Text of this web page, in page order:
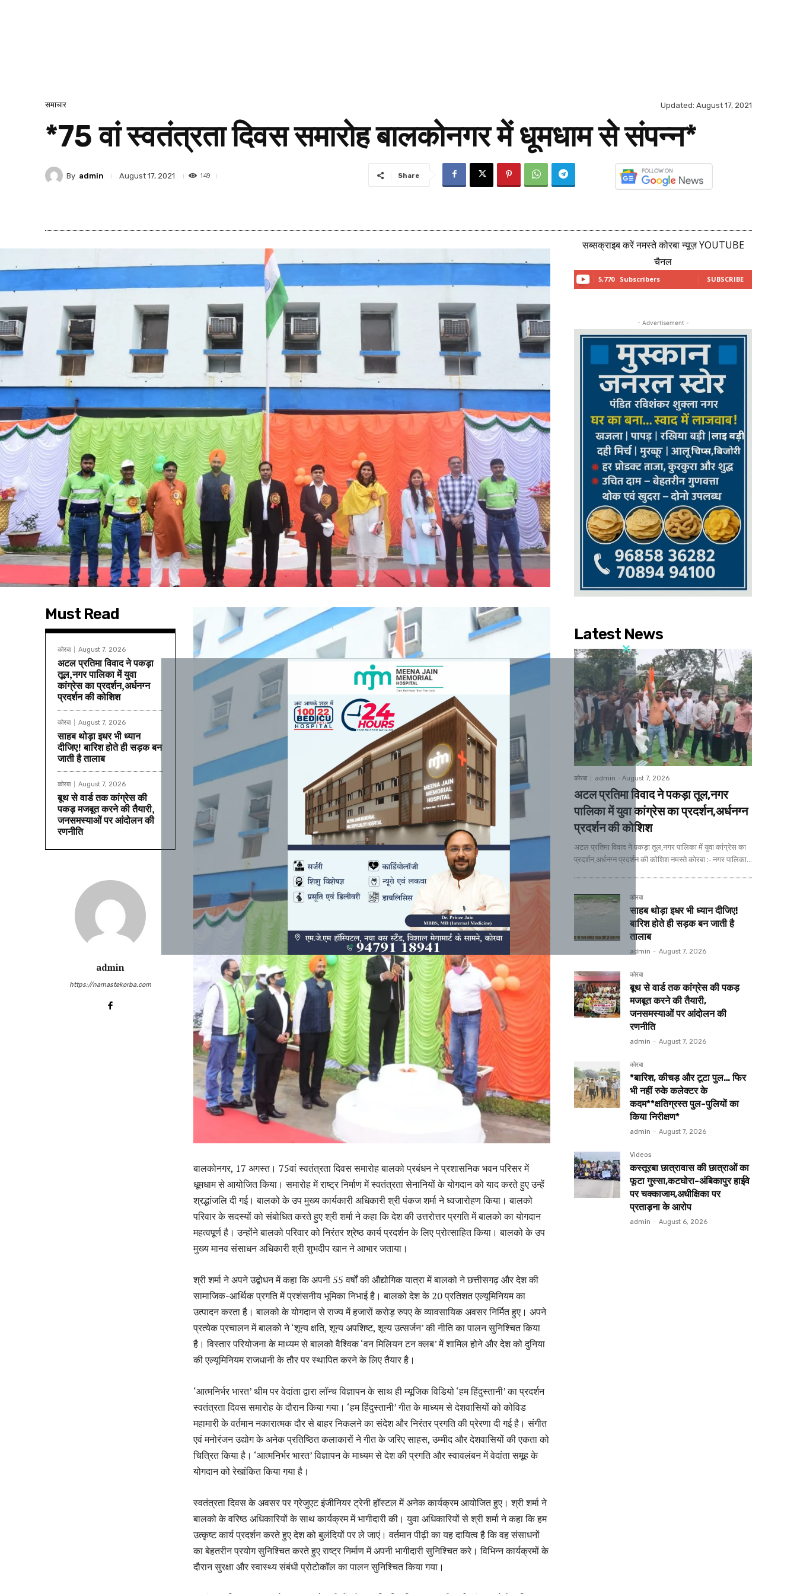
समाचार Updated: August 17, 2021
*75 वां स्वतंत्रता दिवस समारोह बालकोनगर में धूमधाम से संपन्न*
By admin August 17, 2021 149 Share
Must Read
कोरबा August 7, 2026
अटल प्रतिमा विवाद ने पकड़ा
तूल,नगर पालिका में युवा
कांग्रेस का प्रदर्शन,अर्धनग्न
प्रदर्शन की कोशिश
कोरबा August 7, 2026
साहब थोड़ा इधर भी ध्यान
दीजिए! बारिश होते ही सड़क बन
जाती है तालाब
कोरबा August 7, 2026
बूथ से वार्ड तक कांग्रेस की
पकड़ मजबूत करने की तैयारी,
जनसमस्याओं पर आंदोलन की
रणनीति
admin
https://namastekorba.com
बालकोनगर, 17 अगस्त। 75वां स्वतंत्रता दिवस समारोह बालको प्रबंधन ने प्रशासनिक भवन परिसर में
धूमधाम से आयोजित किया। समारोह में राष्ट्र निर्माण में स्वतंत्रता सेनानियों के योगदान को याद करते हुए उन्हें
श्रद्धांजलि दी गई। बालको के उप मुख्य कार्यकारी अधिकारी श्री पंकज शर्मा ने ध्वजारोहण किया। बालको
परिवार के सदस्यों को संबोधित करते हुए श्री शर्मा ने कहा कि देश की उत्तरोत्तर प्रगति में बालको का योगदान
महत्वपूर्ण है। उन्होंने बालको परिवार को निरंतर श्रेष्ठ कार्य प्रदर्शन के लिए प्रोत्साहित किया। बालको के उप
मुख्य मानव संसाधन अधिकारी श्री शुभदीप खान ने आभार जताया।
श्री शर्मा ने अपने उद्बोधन में कहा कि अपनी 55 वर्षों की औद्योगिक यात्रा में बालको ने छत्तीसगढ़ और देश की
सामाजिक-आर्थिक प्रगति में प्रशंसनीय भूमिका निभाई है। बालको देश के 20 प्रतिशत एल्यूमिनियम का
उत्पादन करता है। बालको के योगदान से राज्य में हजारों करोड़ रुपए के व्यावसायिक अवसर निर्मित हुए। अपने
प्रत्येक प्रचालन में बालको ने ‘शून्य क्षति, शून्य अपशिष्ट, शून्य उत्सर्जन’ की नीति का पालन सुनिश्चित किया
है। विस्तार परियोजना के माध्यम से बालको वैश्विक ‘वन मिलियन टन क्लब’ में शामिल होने और देश को दुनिया
की एल्यूमिनियम राजधानी के तौर पर स्थापित करने के लिए तैयार है।
‘आत्मनिर्भर भारत’ थीम पर वेदांता द्वारा लॉन्च विज्ञापन के साथ ही म्यूजिक विडियो ‘हम हिंदुस्तानी’ का प्रदर्शन
स्वतंत्रता दिवस समारोह के दौरान किया गया। ‘हम हिंदुस्तानी’ गीत के माध्यम से देशवासियों को कोविड
महामारी के वर्तमान नकारात्मक दौर से बाहर निकलने का संदेश और निरंतर प्रगति की प्रेरणा दी गई है। संगीत
एवं मनोरंजन उद्योग के अनेक प्रतिष्ठित कलाकारों ने गीत के जरिए साहस, उम्मीद और देशवासियों की एकता को
चित्रित किया है। ‘आत्मनिर्भर भारत’ विज्ञापन के माध्यम से देश की प्रगति और स्वावलंबन में वेदांता समूह के
योगदान को रेखांकित किया गया है।
स्वतंत्रता दिवस के अवसर पर ग्रेजुएट इंजीनियर ट्रेनी हॉस्टल में अनेक कार्यक्रम आयोजित हुए। श्री शर्मा ने
बालको के वरिष्ठ अधिकारियों के साथ कार्यक्रम में भागीदारी की। युवा अधिकारियों से श्री शर्मा ने कहा कि हम
उत्कृष्ट कार्य प्रदर्शन करते हुए देश को बुलंदियों पर ले जाएं। वर्तमान पीढ़ी का यह दायित्व है कि वह संसाधनों
का बेहतरीन प्रयोग सुनिश्चित करते हुए राष्ट्र निर्माण में अपनी भागीदारी सुनिश्चित करे। विभिन्न कार्यक्रमों के
दौरान सुरक्षा और स्वास्थ्य संबंधी प्रोटोकॉल का पालन सुनिश्चित किया गया।
सब्सक्राइब करें नमस्ते कोरबा न्यूज़ YOUTUBE
चैनल
5,770 Subscribers SUBSCRIBE
- Advertisement -
Latest News
कोरबा admin August 7, 2026
अटल प्रतिमा विवाद ने पकड़ा तूल,नगर
पालिका में युवा कांग्रेस का प्रदर्शन,अर्धनग्न
प्रदर्शन की कोशिश
अटल प्रतिमा विवाद ने पकड़ा तूल,नगर पालिका में युवा कांग्रेस का
प्रदर्शन,अर्धनग्न प्रदर्शन की कोशिश नमस्ते कोरबा :- नगर पालिका...
कोरबा
साहब थोड़ा इधर भी ध्यान दीजिए!
बारिश होते ही सड़क बन जाती है
तालाब
admin - August 7, 2026
कोरबा
बूथ से वार्ड तक कांग्रेस की पकड़
मजबूत करने की तैयारी,
जनसमस्याओं पर आंदोलन की
रणनीति
admin - August 7, 2026
कोरबा
*बारिश, कीचड़ और टूटा पुल… फिर
भी नहीं रुके कलेक्टर के
कदम**क्षतिग्रस्त पुल-पुलियों का
किया निरीक्षण*
admin - August 7, 2026
Videos
कस्तूरबा छात्रावास की छात्राओं का
फूटा गुस्सा,कटघोरा-अंबिकापुर हाईवे
पर चक्काजाम,अधीक्षिका पर
प्रताड़ना के आरोप
admin - August 6, 2026